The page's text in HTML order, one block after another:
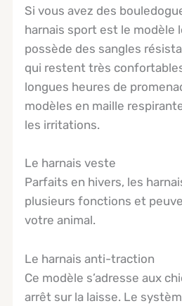
Si vous avez des
harnais sport est le modèle
possède des sangles
qui restent très
longues heures de
modèles en maille
les irritations.
Le harnais veste
Parfaits en hivers, les
plusieurs fonctions et
votre animal.
Le harnais anti-traction
Ce modèle s’adresse aux
arrêt sur la laisse. Le